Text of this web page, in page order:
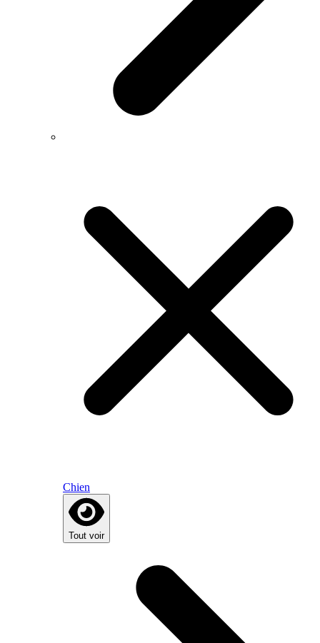
Chien
Tout voir